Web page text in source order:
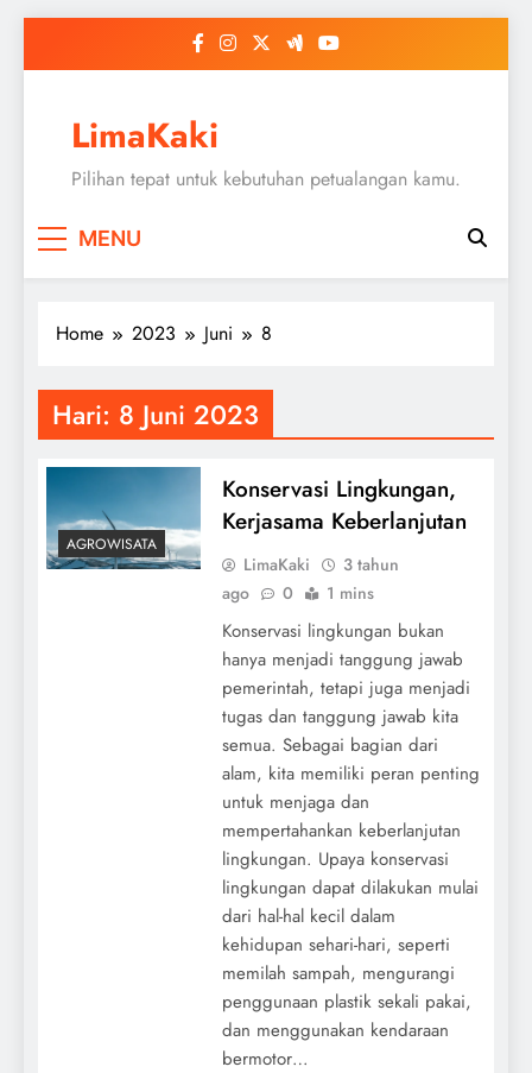
LimaKaki
Pilihan tepat untuk kebutuhan petualangan kamu.
MENU
Home 2023 Juni 8
Hari: 8 Juni 2023
AGROWISATA
Konservasi Lingkungan,
Kerjasama Keberlanjutan
LimaKaki
3 tahun
ago
0 1 mins
Konservasi lingkungan bukan
hanya menjadi tanggung jawab
pemerintah, tetapi juga menjadi
tugas dan tanggung jawab kita
semua. Sebagai bagian dari
alam, kita memiliki peran penting
untuk menjaga dan
mempertahankan keberlanjutan
lingkungan. Upaya konservasi
lingkungan dapat dilakukan mulai
dari hal-hal kecil dalam
kehidupan sehari-hari, seperti
memilah sampah, mengurangi
penggunaan plastik sekali pakai,
dan menggunakan kendaraan
bermotor…